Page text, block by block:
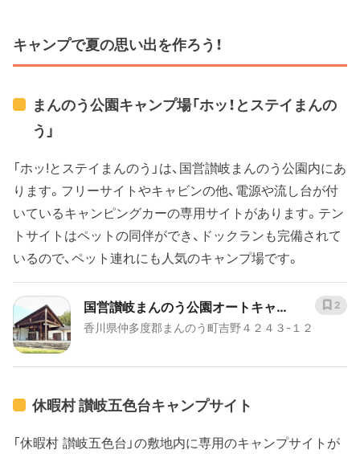
キャンプで夏の思い出を作ろう！
まんのう公園キャンプ場「ホッ！とステイまんの
う」
「ホッ!とステイまんのう」は、国営讃岐まんのう公園内にあ
ります。フリーサイトやキャビンの他、電源や流し台が付
いているキャンピングカーの専用サイトがあります。テン
トサイトはペットの同伴ができ、ドックランも完備されて
いるので、ペット連れにも人気のキャンプ場です。
国営讃岐まんのう公園オートキャン
プ場ホッ！とステイまんのう
香川県仲多度郡まんのう町吉野４２４３-１２
2
休暇村 讃岐五色台キャンプサイト
「休暇村 讃岐五色台」の敷地内に専用のキャンプサイトが